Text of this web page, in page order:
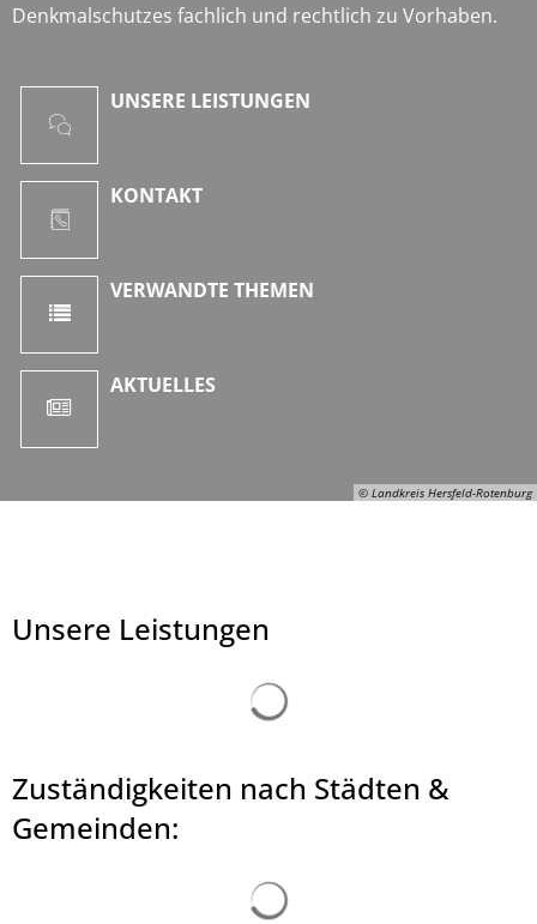
© Landkreis Hersfeld-Rotenburg
Denkmalschutzes fachlich und rechtlich zu Vorhaben.
UNSERE LEISTUNGEN
KONTAKT
VERWANDTE THEMEN
AKTUELLES
Unsere Leistungen
Zuständigkeiten nach Städten &
Gemeinden: